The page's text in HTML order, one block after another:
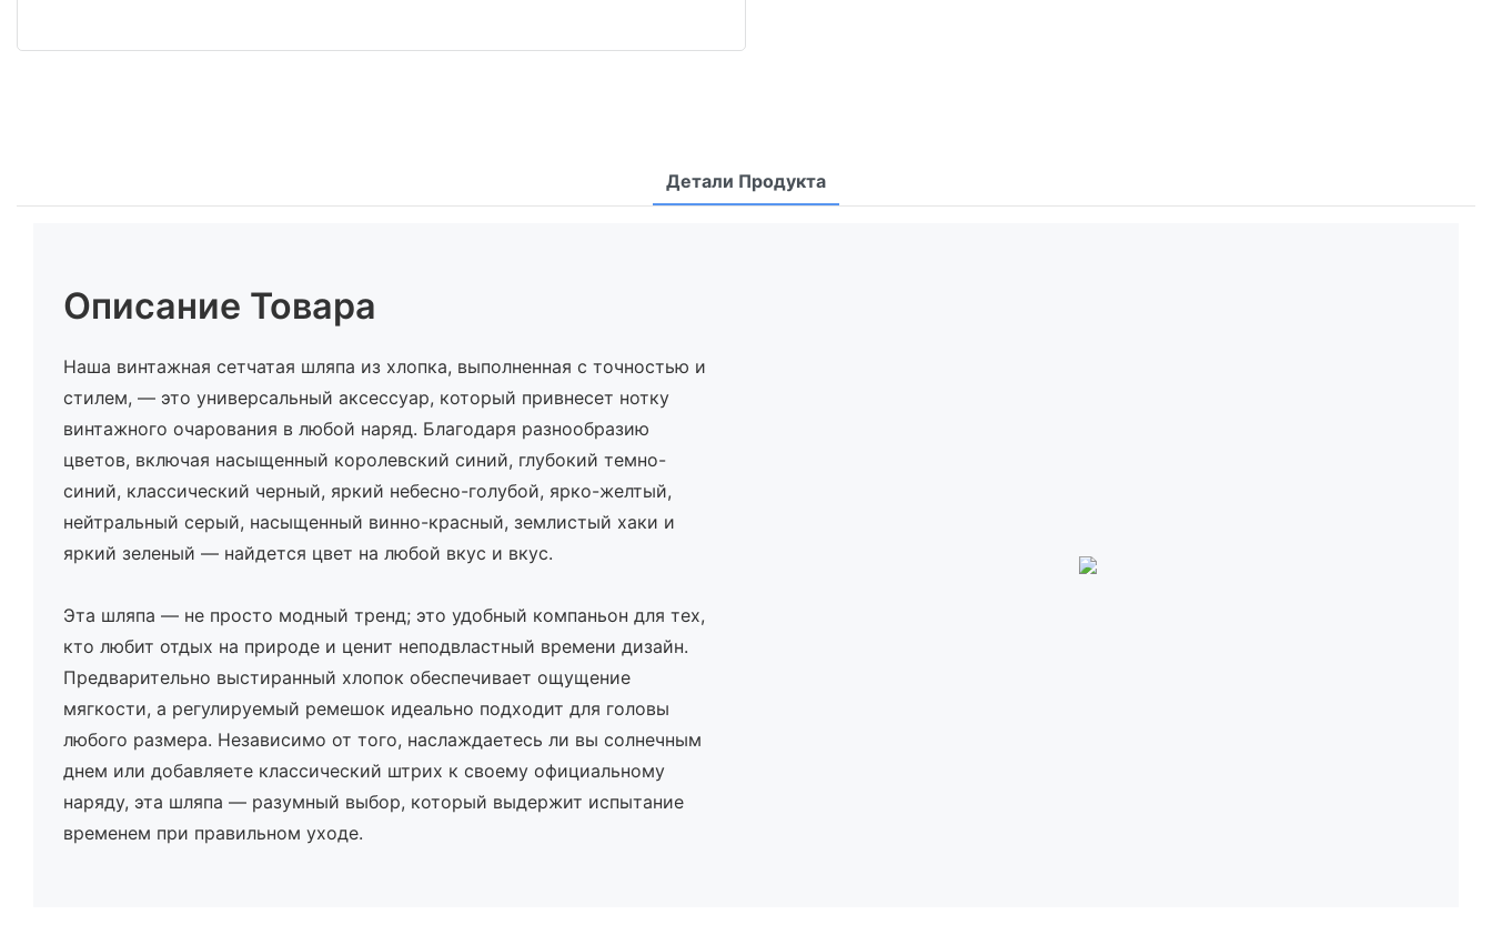
Детали Продукта
Описание Товара
Наша винтажная сетчатая шляпа из хлопка, выполненная с точностью и
стилем, — это универсальный аксессуар, который привнесет нотку
винтажного очарования в любой наряд. Благодаря разнообразию
цветов, включая насыщенный королевский синий, глубокий темно-
синий, классический черный, яркий небесно-голубой, ярко-желтый,
нейтральный серый, насыщенный винно-красный, землистый хаки и
яркий зеленый — найдется цвет на любой вкус и вкус.
Эта шляпа — не просто модный тренд; это удобный компаньон для тех,
кто любит отдых на природе и ценит неподвластный времени дизайн.
Предварительно выстиранный хлопок обеспечивает ощущение
мягкости, а регулируемый ремешок идеально подходит для головы
любого размера. Независимо от того, наслаждаетесь ли вы солнечным
днем ​​или добавляете классический штрих к своему официальному
наряду, эта шляпа — разумный выбор, который выдержит испытание
временем при правильном уходе.